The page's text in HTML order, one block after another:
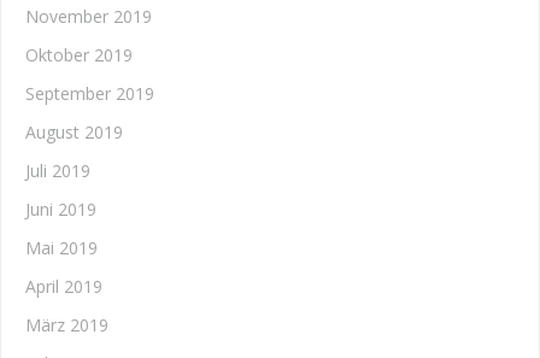
November 2019
Oktober 2019
September 2019
August 2019
Juli 2019
Juni 2019
Mai 2019
April 2019
März 2019